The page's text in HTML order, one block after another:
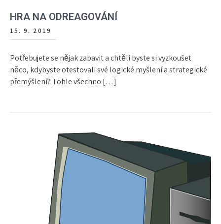
HRA NA ODREAGOVÁNÍ
15. 9. 2019
Potřebujete se nějak zabavit a chtěli byste si vyzkoušet
něco, kdybyste otestovali své logické myšlení a strategické
přemýšlení? Tohle všechno […]